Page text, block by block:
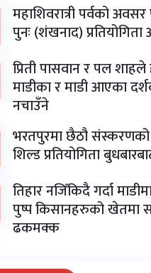
महाशिवरात्री पर्वको अवसर
पुनः (शंखनाद)
प्रिती पासवान र पल शाहले
माडीका र माडी आएका
नचाउँने
भरतपुरमा छैठौ संस्करणको
शिल्ड प्रतियोगिता
तिहार नजिँकिदै गर्दा
पुष्प किसानहरुको खेतमा
ढकमक्क